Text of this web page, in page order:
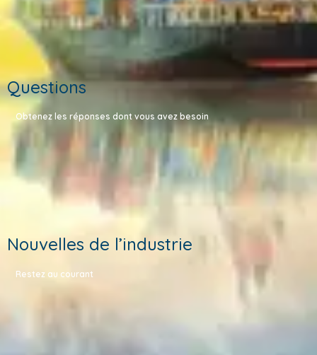
Questions
Obtenez les réponses dont vous avez besoin
Nouvelles de l’industrie
Restez au courant